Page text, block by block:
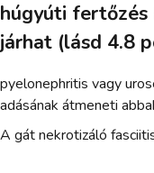
húgyúti
járhat (lásd 4.8
pyelonephritis vagy
adásának átmeneti
A gát nekrotizáló